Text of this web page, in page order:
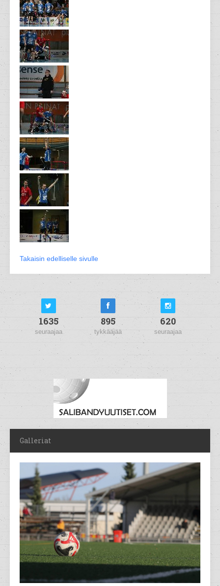
Takaisin edelliselle sivulle
1635
seuraajaa
895
tykkääjää
620
seuraajaa
Galleriat